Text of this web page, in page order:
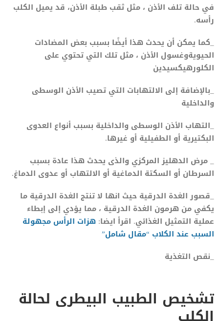
في حالة تلف الأذن ، مثل ثقب طبلة الأذن، قد يميل الكلب
رأسه.
_كما يمكن أن يحدث هذا أيضًا بسبب بعض المضادات
الحيويةوغسول الأذن ، مثل تلك التي تحتوي على
الكلورهيكسيدين
_بالإضافة إلى الالتهابات التي تصيب الأذن الوسطى
والداخلية
_التهاب الأذن الوسطى والداخلية بسبب أنواع العدوى
البكتيرية أو الطفيلية أو غيرها.
_ مرض الدهليز المركزي والذى يحدث هذا عادة بسبب
السرطان أو السكتة الدماغية أو الالتهاب أو عدوى الدماغ.
_قصور الغدة الدرقية حيث انها لا تنتج الغدة الدرقية ما
يكفي من هرمون الغدة الدرقية ، مما يؤدي إلى إبطاء
عملية التمثيل الغذائي. اقرأ ايضا: هزات الرأس مجهولة
السبب عند الكلاب “مقال شامل”
_نقص التغذية
تشخيص الطبيب البيطرى لحالة